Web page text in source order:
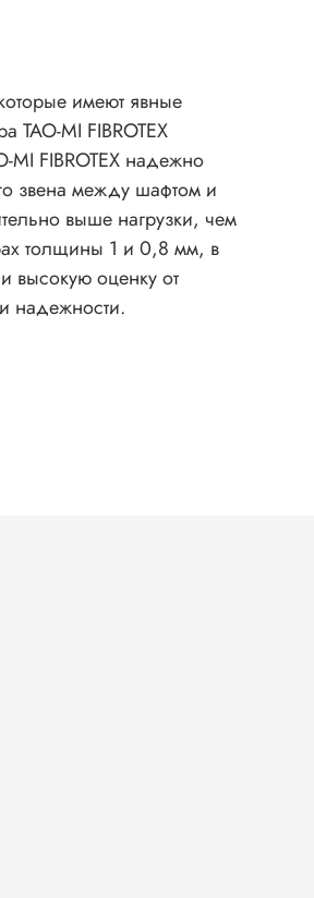
имеют явные
TAO-MI FIBROTEX
MI FIBROTEX надежно
звена между шафтом и
выше нагрузки, чем
толщины 1 и 0,8 мм, в
высокую оценку от
надежности.